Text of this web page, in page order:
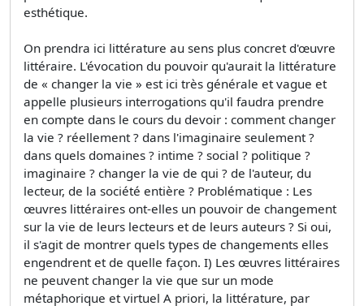
esthétique.
On prendra ici littérature au sens plus concret d'œuvre
littéraire. L'évocation du pouvoir qu'aurait la littérature
de « changer la vie » est ici très générale et vague et
appelle plusieurs interrogations qu'il faudra prendre
en compte dans le cours du devoir : comment changer
la vie ? réellement ? dans l'imaginaire seulement ?
dans quels domaines ? intime ? social ? politique ?
imaginaire ? changer la vie de qui ? de l'auteur, du
lecteur, de la société entière ? Problématique : Les
œuvres littéraires ont-elles un pouvoir de changement
sur la vie de leurs lecteurs et de leurs auteurs ? Si oui,
il s'agit de montrer quels types de changements elles
engendrent et de quelle façon. I) Les œuvres littéraires
ne peuvent changer la vie que sur un mode
métaphorique et virtuel A priori, la littérature, par